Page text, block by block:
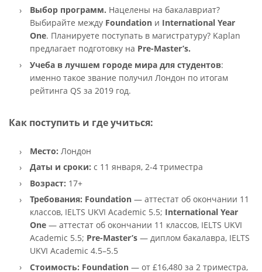
Выбор программ. Нацелены на бакалавриат?
Выбирайте между Foundation и International Year
One. Планируете поступать в магистратуру? Kaplan
предлагает подготовку на Pre-Master’s.
Учеба в лучшем городе мира для студентов:
именно такое звание получил Лондон по итогам
рейтинга QS за 2019 год.
Как поступить и где учиться:
Место: Лондон
Даты и сроки: с 11 января, 2-4 триместра
Возраст: 17+
Требования: Foundation — аттестат об окончании 11
классов, IELTS UKVI Academic 5.5; International Year
One— аттестат об окончании 11 классов, IELTS UKVI
Academic 5.5; Pre-Master’s— диплом бакалавра, IELTS
UKVI Academic 4.5–5.5
Стоимость: Foundation — от £16,480 за 2 триместра,